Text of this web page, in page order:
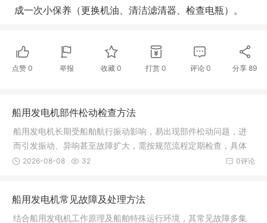
成一次小保养（更换机油、清洁滤清器、检查电瓶）。
点赞 0 举报 收藏0 打赏 0 评论 0 分享89
船用发电机部件松动检查方法
船用发电机长期受船舶航行振动影响，易出现部件松动问题，进
而引发振动、异响甚至故障扩大，需按规范流程定期检查，具体
检查方法及重点如下：（一）检查前准备- 确保发电机处于停机状
0评论
2026-08-08 32
船用发电机常见故障及处理方法
结合船用发电机工作原理及船舶特殊运行环境，其常见故障多集